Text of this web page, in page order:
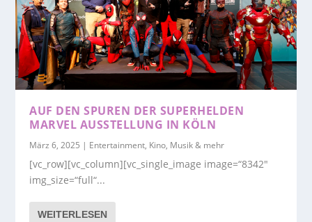
AUF DEN SPUREN DER SUPERHELDEN
MARVEL AUSSTELLUNG IN KÖLN
März 6, 2025 | Entertainment, Kino, Musik & mehr
[vc_row][vc_column][vc_single_image image=“8342″
img_size=“full“...
WEITERLESEN